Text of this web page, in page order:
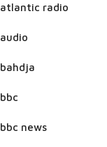
atlantic radio
audio
bahdja
bbc
bbc news